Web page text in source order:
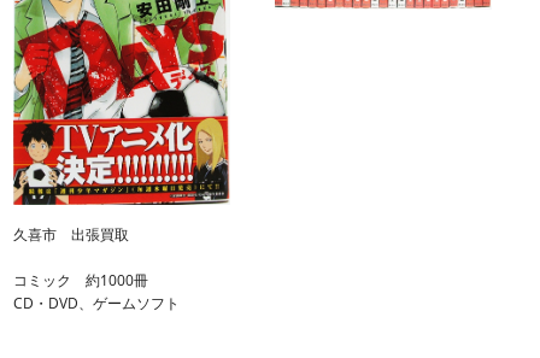
久喜市 出張買取
コミック 約1000冊
CD・DVD、ゲームソフト